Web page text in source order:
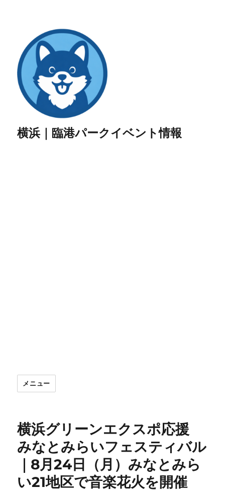
横浜｜臨港パークイベント情報
メニュー
横浜グリーンエクスポ応援
みなとみらいフェスティバル
｜8月24日（月）みなとみら
い21地区で音楽花火を開催